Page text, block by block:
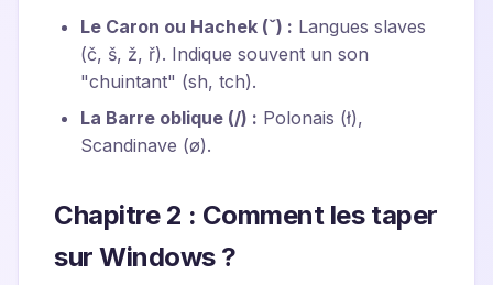
Le Caron ou Hachek (ˇ) : Langues slaves
(č, š, ž, ř). Indique souvent un son
"chuintant" (sh, tch).
La Barre oblique (/) : Polonais (ł),
Scandinave (ø).
Chapitre 2 : Comment les taper
sur Windows ?